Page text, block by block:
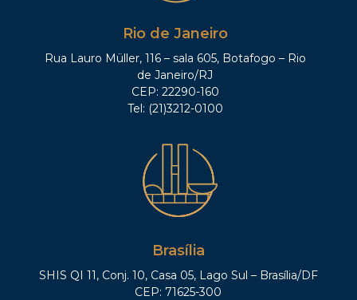
Rio de Janeiro
Rua Lauro Müller, 116 – sala 605, Botafogo – Rio
de Janeiro/RJ
CEP: 22290-160
Tel: (21)3212-0100
Brasília
SHIS QI 11, Conj. 10, Casa 05, Lago Sul – Brasília/DF
CEP: 71625-300